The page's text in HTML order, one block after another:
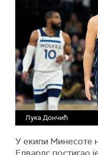
Лука Дончић
У екипи Минесоте